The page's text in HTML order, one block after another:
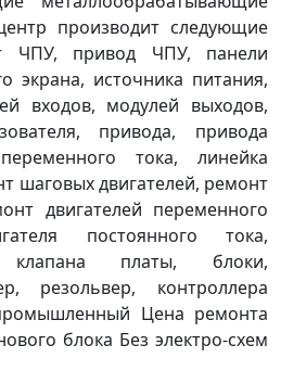
производит следующие
ЧПУ, привод ЧПУ, панели
экрана, источника питания,
входов, модулей выходов,
привода, привода
тока, линейка
шаговых двигателей, ремонт
двигателей переменного
постоянного тока,
клапана платы, блоки,
резольвер, контроллера
Цена ремонта
блока Без электро-схем